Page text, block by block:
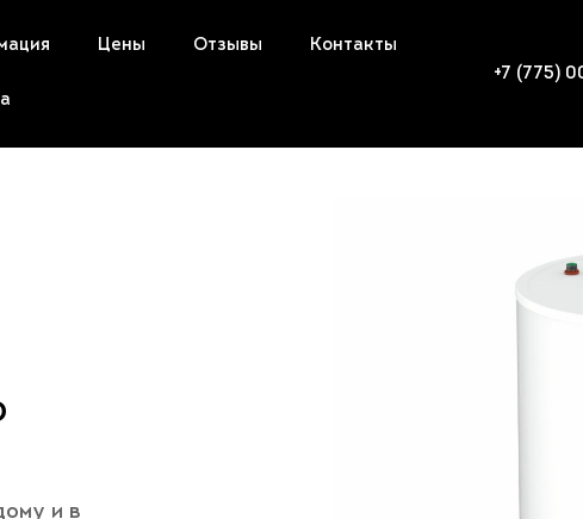
Цены Отзывы Контакты
+7 (775)
и в